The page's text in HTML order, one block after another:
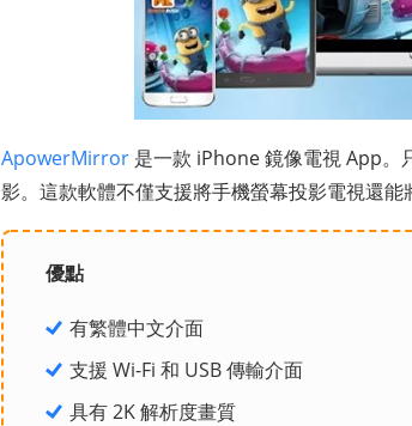
ApowerMirror 是一款 iPhone 鏡像電視 App。
影。這款軟體不僅支援將手機螢幕投影電視還
優點
有繁體中文介面
支援 Wi-Fi 和 USB 傳輸介面
具有 2K 解析度畫質